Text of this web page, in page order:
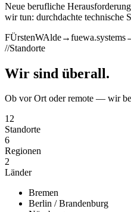
Neue berufliche
wir tun: durchdachte technische
FÜrstenWAlde→fuewa.systems
//Standorte
Wir sind überall.
Ob vor Ort oder remote — wir
12
Standorte
6
Regionen
2
Länder
Bremen
Berlin / Brandenburg